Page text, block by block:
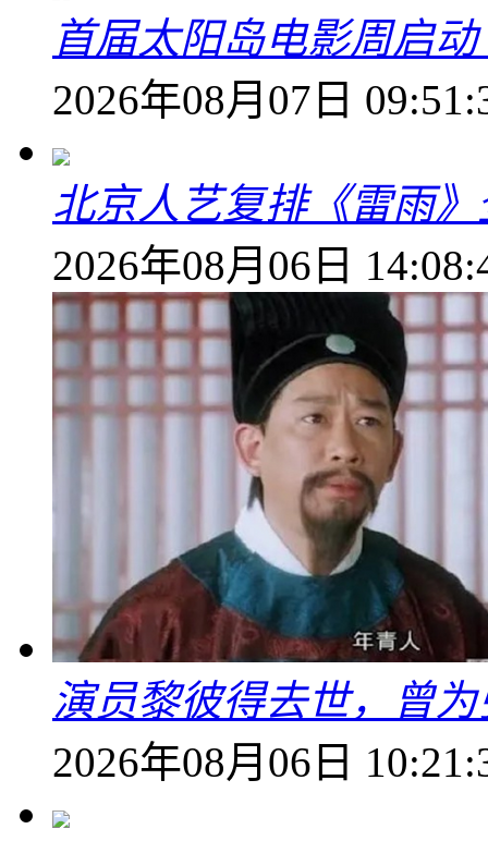
首届太阳岛电影周启
2026年08月07日
北京人艺复排《雷雨》
2026年08月06日
演员黎彼得去世，曾
2026年08月06日